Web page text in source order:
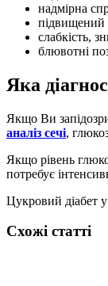
надмірна
підвищений
слабкість,
блювотні
Яка
Якщо Ви
аналіз сечі,
Якщо рівень
потребує
Цукровий діабет
Схожі статті